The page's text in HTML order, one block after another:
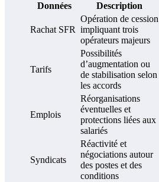
Données Description
Rachat SFR
Opération de cession
impliquant trois
opérateurs majeurs
Tarifs
Possibilités
d’augmentation ou
de stabilisation selon
les accords
Emplois
Réorganisations
éventuelles et
protections liées aux
salariés
Syndicats
Réactivité et
négociations autour
des postes et des
conditions